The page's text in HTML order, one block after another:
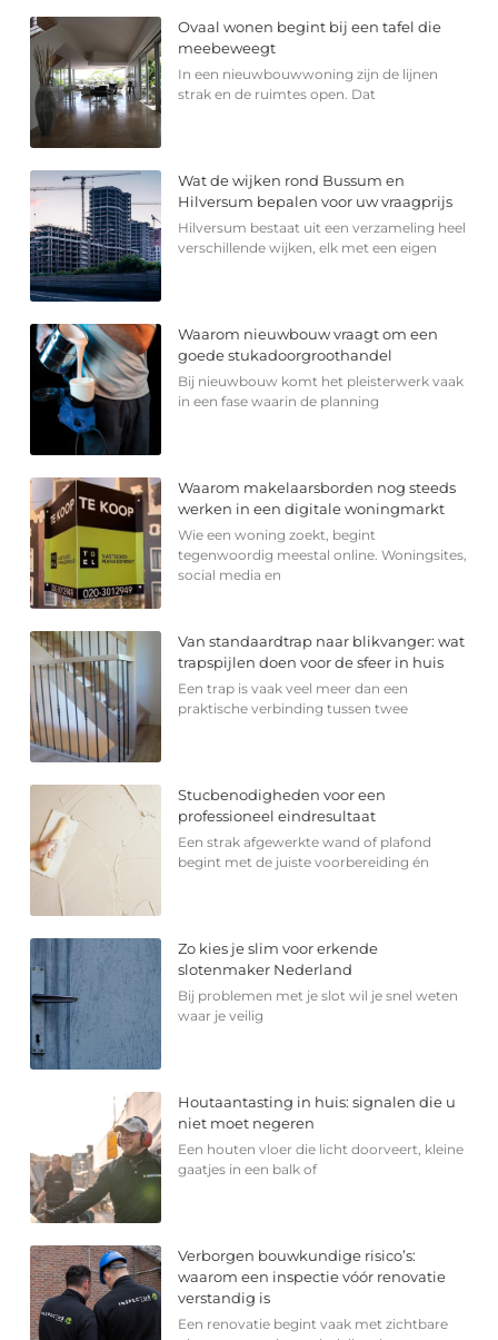
Ovaal wonen begint bij een tafel die
meebeweegt
In een nieuwbouwwoning zijn de lijnen
strak en de ruimtes open. Dat
Wat de wijken rond Bussum en
Hilversum bepalen voor uw vraagprijs
Hilversum bestaat uit een verzameling heel
verschillende wijken, elk met een eigen
Waarom nieuwbouw vraagt om een
goede stukadoorgroothandel
Bij nieuwbouw komt het pleisterwerk vaak
in een fase waarin de planning
Waarom makelaarsborden nog steeds
werken in een digitale woningmarkt
Wie een woning zoekt, begint
tegenwoordig meestal online. Woningsites,
social media en
Van standaardtrap naar blikvanger: wat
trapspijlen doen voor de sfeer in huis
Een trap is vaak veel meer dan een
praktische verbinding tussen twee
Stucbenodigheden voor een
professioneel eindresultaat
Een strak afgewerkte wand of plafond
begint met de juiste voorbereiding én
Zo kies je slim voor erkende
slotenmaker Nederland
Bij problemen met je slot wil je snel weten
waar je veilig
Houtaantasting in huis: signalen die u
niet moet negeren
Een houten vloer die licht doorveert, kleine
gaatjes in een balk of
Verborgen bouwkundige risico’s:
waarom een inspectie vóór renovatie
verstandig is
Een renovatie begint vaak met zichtbare